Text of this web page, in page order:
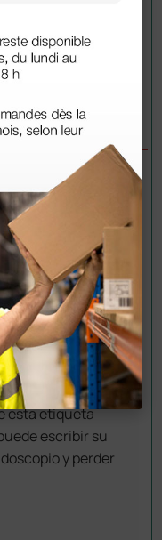
personalización
esta etiqueta
escribir su
y perder